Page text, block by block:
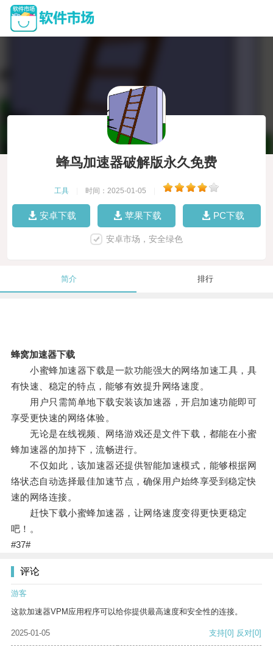
蜂鸟加速器破解版永久免费
工具 时间：2025-01-05
安卓下载 苹果下载 PC下载
安卓市场，安全绿色
简介 排行
蜂窝加速器下载
小蜜蜂加速器下载是一款功能强大的网络加速工具，具
有快速、稳定的特点，能够有效提升网络速度。
用户只需简单地下载安装该加速器，开启加速功能即可
享受更快速的网络体验。
无论是在线视频、网络游戏还是文件下载，都能在小蜜
蜂加速器的加持下，流畅进行。
不仅如此，该加速器还提供智能加速模式，能够根据网
络状态自动选择最佳加速节点，确保用户始终享受到稳定快
速的网络连接。
赶快下载小蜜蜂加速器，让网络速度变得更快更稳定
吧！。
#37#
评论
游客
这款加速器VPM应用程序可以给你提供最高速度和安全性的连接。
2025-01-05 支持[0] 反对[0]